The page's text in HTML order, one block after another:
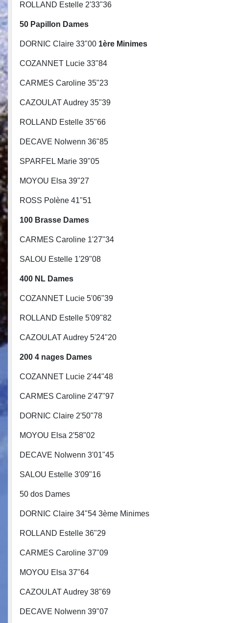
ROLLAND Estelle 2'33"36
50 Papillon Dames 50
DORNIC Claire 33"00 1ère
COZANNET Lucie 33"84
CARMES Caroline 35"23
CAZOULAT Audrey 35"39
ROLLAND Estelle 35"66
DECAVE Nolwenn 36"85
SPARFEL Marie 39"05
MOYOU Elsa 39"27
ROSS Polène 41"51
100 Brasse Dames 100
CARMES Caroline 1'27"34 LE
SALOU Estelle 1'29"08
400 NL Dames
COZANNET Lucie 5'06"39
ROLLAND Estelle 5'09"82
CAZOULAT Audrey 5'24"20
200 4 nages Dames 200 4
COZANNET Lucie 2'44"48
CARMES Caroline 2'47"97
DORNIC Claire 2'50"78
MOYOU Elsa 2'58"02
DECAVE Nolwenn 3'01"45
SALOU Estelle 3'09"16
50 dos Dames
DORNIC Claire 34"54 3ème Minimes
ROLLAND Estelle 36"29
CARMES Caroline 37"09
MOYOU Elsa 37"64
CAZOULAT Audrey 38"69
DECAVE Nolwenn 39"07